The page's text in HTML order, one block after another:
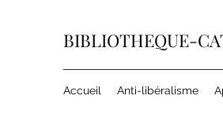
BIBLIOTHEQUE-
Accueil Anti-libéralisme